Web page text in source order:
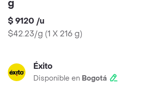
g
$ 9120 /u
$42.23/g (1 X 216 g)
Éxito
Disponible en Bogotá